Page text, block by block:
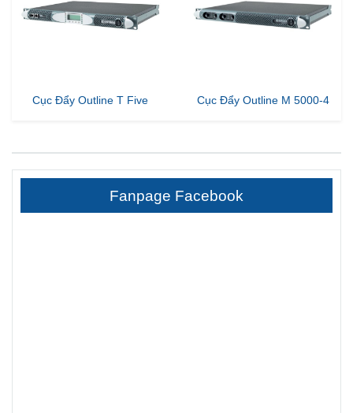
Cục Đẩy Outline T Five Cục Đẩy Outline M 5000-4
Fanpage Facebook